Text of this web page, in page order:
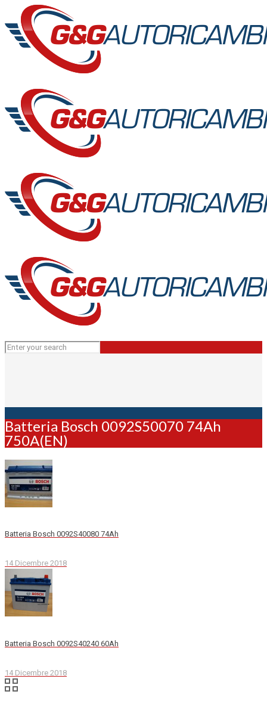
Batteria Bosch 0092S50070 74Ah
750A(EN)
Batteria Bosch 0092S40080 74Ah
14 Dicembre 2018
Batteria Bosch 0092S40240 60Ah
14 Dicembre 2018